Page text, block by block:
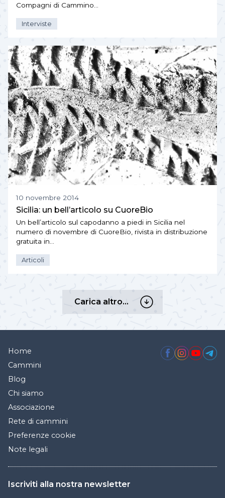
Compagni di Cammino…
Interviste
10 novembre 2014
Sicilia: un bell’articolo su CuoreBio
Un bell’articolo sul capodanno a piedi in Sicilia nel
numero di novembre di CuoreBio, rivista in distribuzione
gratuita in…
Articoli
Carica altro…
Carica
altro…
Home
Cammini
Blog
Chi siamo
Associazione
Rete di cammini
Preferenze cookie
Note legali
Iscriviti alla nostra newsletter